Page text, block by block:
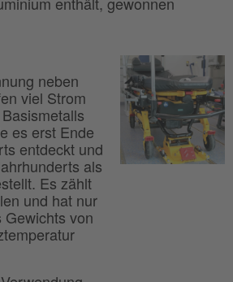
neben
viel Strom
es erst Ende
entdeckt und
als
Es zählt
und hat nur
von